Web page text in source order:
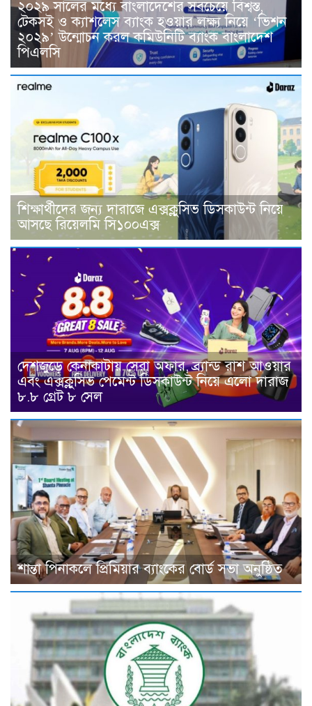
২০২৯ সালের মধ্যে বাংলাদেশের সবচেয়ে বিশ্বস্ত,
টেকসই ও ক্যাশলেস ব্যাংক হওয়ার লক্ষ্য নিয়ে ‘ভিশন
২০২৯’ উন্মোচন করল কমিউনিটি ব্যাংক বাংলাদেশ
পিএলসি
শিক্ষার্থীদের জন্য দারাজে এক্সক্লুসিভ ডিসকাউন্ট নিয়ে
আসছে রিয়েলমি সি১০০এক্স
দেশজুড়ে কেনাকাটায় সেরা অফার, ব্র্যান্ড রাশ আওয়ার
এবং এক্সক্লুসিভ পেমেন্ট ডিসকাউন্ট নিয়ে এলো দারাজ
৮.৮ গ্রেট ৮ সেল
শান্তা পিনাকলে প্রিমিয়ার ব্যাংকের বোর্ড সভা অনুষ্ঠিত